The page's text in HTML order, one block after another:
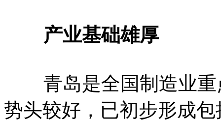
产业基础雄厚
青岛是全国制造业重
势头较好，已初步形成